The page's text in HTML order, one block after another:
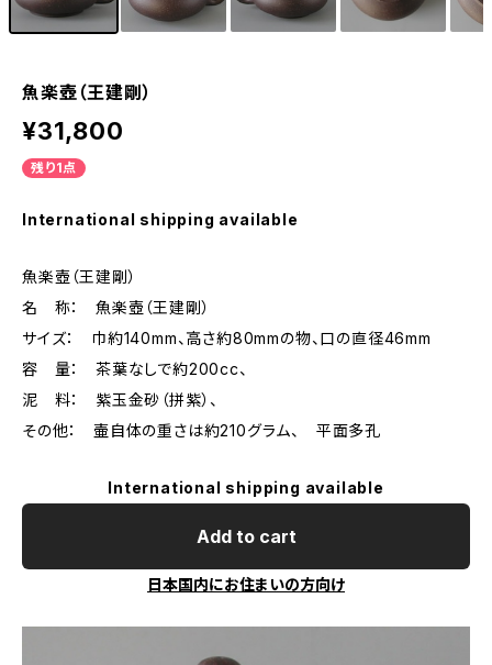
魚楽壺（王建剛）
¥31,800
残り1点
International shipping available
魚楽壺（王建剛）
名 称： 魚楽壺（王建剛）
サイズ： 巾約140mm、高さ約80mmの物、口の直径46mm
容 量： 茶葉なしで約200cc、
泥 料： 紫玉金砂（拼紫）、
その他： 壷自体の重さは約210グラム、 平面多孔
International shipping available
Add to cart
日本国内にお住まいの方向け